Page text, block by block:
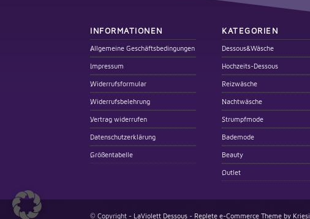
INFORMATIONEN
Allgemeine Geschäftsbedingungen
Impressum
Widerrufsformular
Widerrufsbelehrung
Vertrag widerrufen
Datenschutzerklärung
Größentabelle
KATEGORIEN
Dessous&Wäsche
Hochzeits-Dessous
Reizwäsche
Nachtwäsche
Strumpfmode
Bademode
Beauty
Outlet
© Copyright - LaViolett Dessous - Replete e-Commerce Theme by Kriesi